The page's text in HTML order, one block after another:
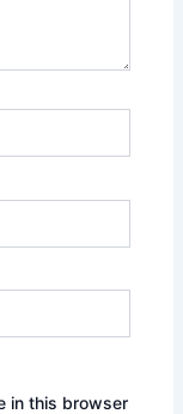
in this browser